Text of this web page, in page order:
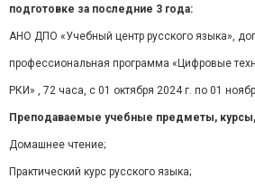
подготовке за последние 3 года:
АНО ДПО «Учебный центр русского языка»,
профессиональная программа «Цифровые
РКИ» , 72 часа, с 01 октября 2024 г. по 01
Преподаваемые учебные предметы,
Домашнее чтение;
Практический курс русского языка;